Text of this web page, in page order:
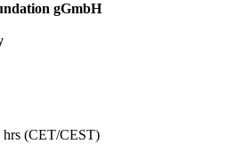
gGmbH
hrs (CET/CEST)